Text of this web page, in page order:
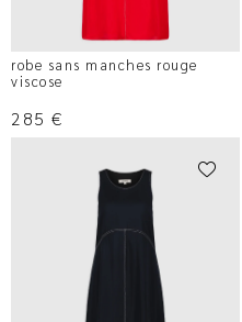
robe sans manches rouge
viscose
285 €